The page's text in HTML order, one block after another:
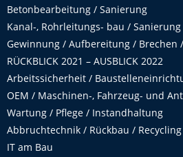
Betonbearbeitung / Sanierung
Kanal-, Rohrleitungs- bau / Sanierung
Gewinnung / Aufbereitung / Brechen
RÜCKBLICK 2021 – AUSBLICK 2022
Arbeitssicherheit /
OEM / Maschinen-, Fahrzeug- und
Wartung / Pflege / Instandhaltung
Abbruchtechnik / Rückbau / Recycling
IT am Bau